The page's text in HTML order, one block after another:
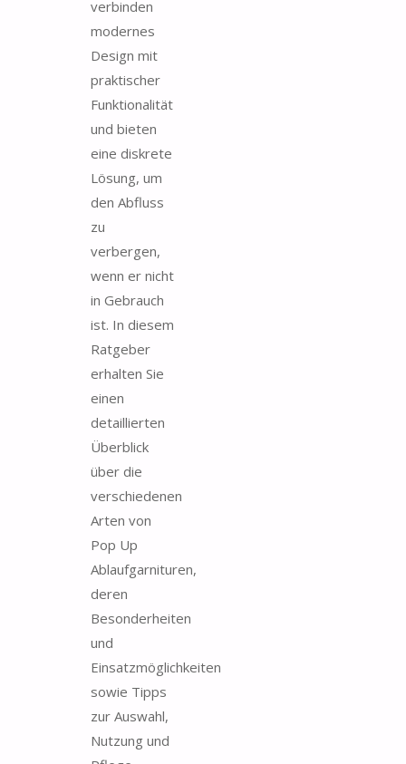
verbinden
modernes
Design mit
praktischer
Funktionalität
und bieten
eine diskrete
Lösung, um
den Abfluss
zu
verbergen,
wenn er nicht
in Gebrauch
ist. In diesem
Ratgeber
erhalten Sie
einen
detaillierten
Überblick
über die
verschiedenen
Arten von
Pop Up
Ablaufgarnituren,
deren
Besonderheiten
und
Einsatzmöglichkeiten
sowie Tipps
zur Auswahl,
Nutzung und